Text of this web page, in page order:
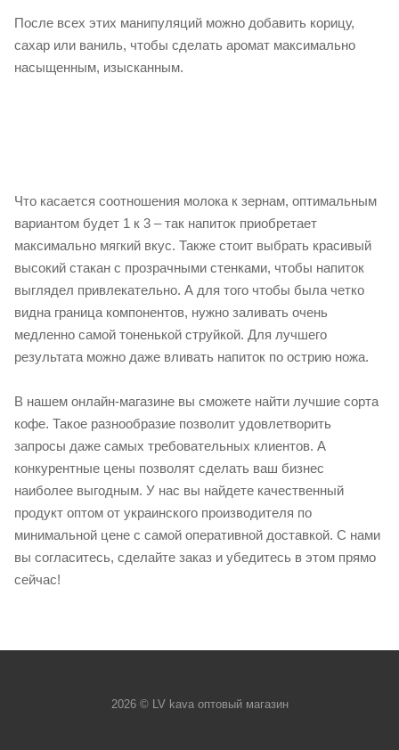
После всех этих манипуляций можно добавить корицу,
сахар или ваниль, чтобы сделать аромат максимально
насыщенным, изысканным.
Что касается соотношения молока к зернам, оптимальным
вариантом будет 1 к 3 – так напиток приобретает
максимально мягкий вкус. Также стоит выбрать красивый
высокий стакан с прозрачными стенками, чтобы напиток
выглядел привлекательно. А для того чтобы была четко
видна граница компонентов, нужно заливать очень
медленно самой тоненькой струйкой. Для лучшего
результата можно даже вливать напиток по острию ножа.
В нашем онлайн-магазине вы сможете найти лучшие сорта
кофе. Такое разнообразие позволит удовлетворить
запросы даже самых требовательных клиентов. А
конкурентные цены позволят сделать ваш бизнес
наиболее выгодным. У нас вы найдете качественный
продукт оптом от украинского производителя по
минимальной цене с самой оперативной доставкой. С нами
вы согласитесь, сделайте заказ и убедитесь в этом прямо
сейчас!
2026 © LV kava оптовый магазин